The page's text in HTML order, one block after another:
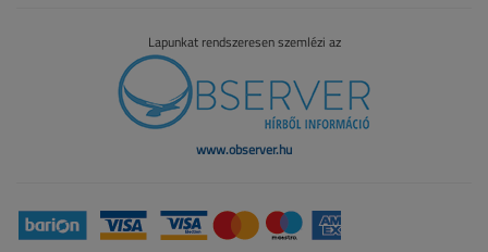
Lapunkat rendszeresen szemlézi az
www.observer.hu